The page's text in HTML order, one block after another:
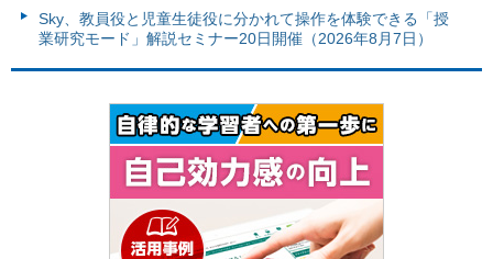
Sky、教員役と児童生徒役に分かれて操作を体験できる「授
業研究モード」解説セミナー20日開催（2026年8月7日）